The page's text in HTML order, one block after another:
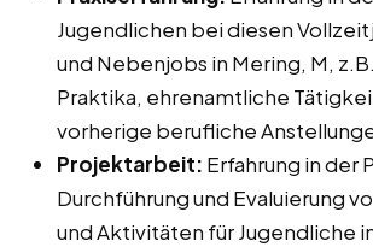
Jugendlichen bei diesen
und Nebenjobs in Mering, M,
Praktika, ehrenamtliche
vorherige berufliche
Projektarbeit: Erfahrung in der
Durchführung und Evaluierung
und Aktivitäten für Jugendliche